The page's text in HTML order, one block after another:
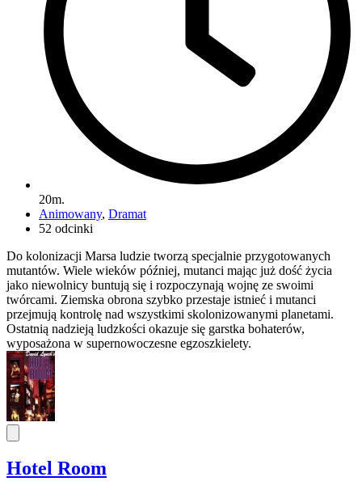
20m.
Animowany, Dramat
52 odcinki
Do kolonizacji Marsa ludzie tworzą specjalnie przygotowanych
mutantów. Wiele wieków później, mutanci mając już dość życia
jako niewolnicy buntują się i rozpoczynają wojnę ze swoimi
twórcami. Ziemska obrona szybko przestaje istnieć i mutanci
przejmują kontrolę nad wszystkimi skolonizowanymi planetami.
Ostatnią nadzieją ludzkości okazuje się garstka bohaterów,
wyposażona w supernowoczesne egzoszkielety.
Hotel Room